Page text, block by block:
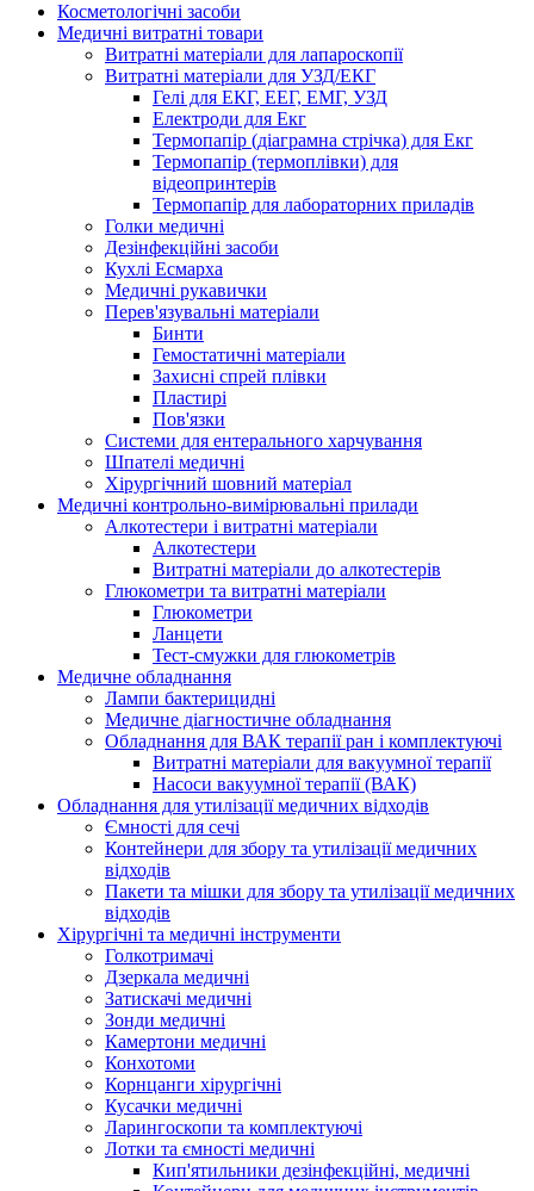
Косметологічні засоби
Медичні витратні товари
Витратні матеріали для лапароскопії
Витратні матеріали для УЗД/ЕКГ
Гелі для ЕКГ, ЕЕГ, ЕМГ, УЗД
Електроди для Екг
Термопапір (діаграмна стрічка) для Екг
Термопапір (термоплівки) для
відеопринтерів
Термопапір для лабораторних приладів
Голки медичні
Дезінфекційні засоби
Кухлі Есмарха
Медичні рукавички
Перев'язувальні матеріали
Бинти
Гемостатичні матеріали
Захисні спрей плівки
Пластирі
Пов'язки
Системи для ентерального харчування
Шпателі медичні
Хірургічний шовний матеріал
Медичні контрольно-вимірювальні прилади
Алкотестери і витратні матеріали
Алкотестери
Витратні матеріали до алкотестерів
Глюкометри та витратні матеріали
Глюкометри
Ланцети
Тест-смужки для глюкометрів
Медичне обладнання
Лампи бактерицидні
Медичне діагностичне обладнання
Обладнання для ВАК терапії ран і комплектуючі
Витратні матеріали для вакуумної терапії
Насоси вакуумної терапії (ВАК)
Обладнання для утилізації медичних відходів
Ємності для сечі
Контейнери для збору та утилізації медичних
відходів
Пакети та мішки для збору та утилізації медичних
відходів
Хірургічні та медичні інструменти
Голкотримачі
Дзеркала медичні
Затискачі медичні
Зонди медичні
Камертони медичні
Конхотоми
Корнцанги хірургічні
Кусачки медичні
Ларингоскопи та комплектуючі
Лотки та ємності медичні
Кип'ятильники дезінфекційні, медичні